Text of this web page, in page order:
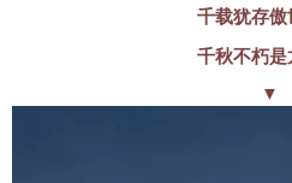
千载犹存傲
千秋不朽是
▼